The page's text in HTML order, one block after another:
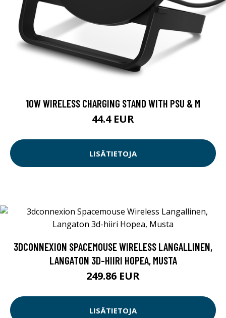
10W WIRELESS CHARGING STAND WITH PSU & M
44.4 EUR
LISÄTIETOJA
3DCONNEXION SPACEMOUSE WIRELESS LANGALLINEN,
LANGATON 3D-HIIRI HOPEA, MUSTA
249.86 EUR
LISÄTIETOJA